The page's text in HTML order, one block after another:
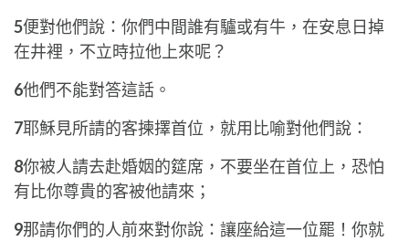
5便對他們說：你們中間誰有驢或有牛，在安息日掉
在井裡，不立時拉他上來呢？
6他們不能對答這話。
7耶穌見所請的客揀擇首位，就用比喻對他們說：
8你被人請去赴婚姻的筵席，不要坐在首位上，恐怕
有比你尊貴的客被他請來；
9那請你們的人前來對你說：讓座給這一位罷！你就